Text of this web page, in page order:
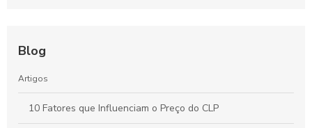
Blog
Artigos
10 Fatores que Influenciam o Preço do CLP